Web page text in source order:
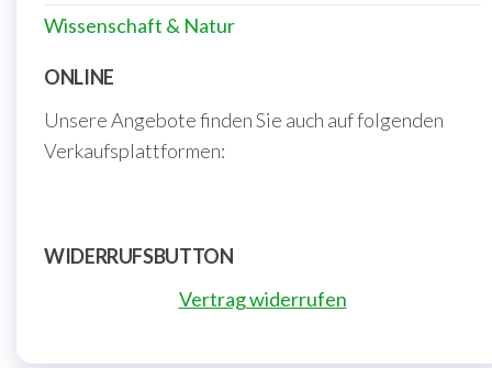
Wissenschaft & Natur
ONLINE
Unsere Angebote finden Sie auch auf folgenden
Verkaufsplattformen:
WIDERRUFSBUTTON
Vertrag widerrufen